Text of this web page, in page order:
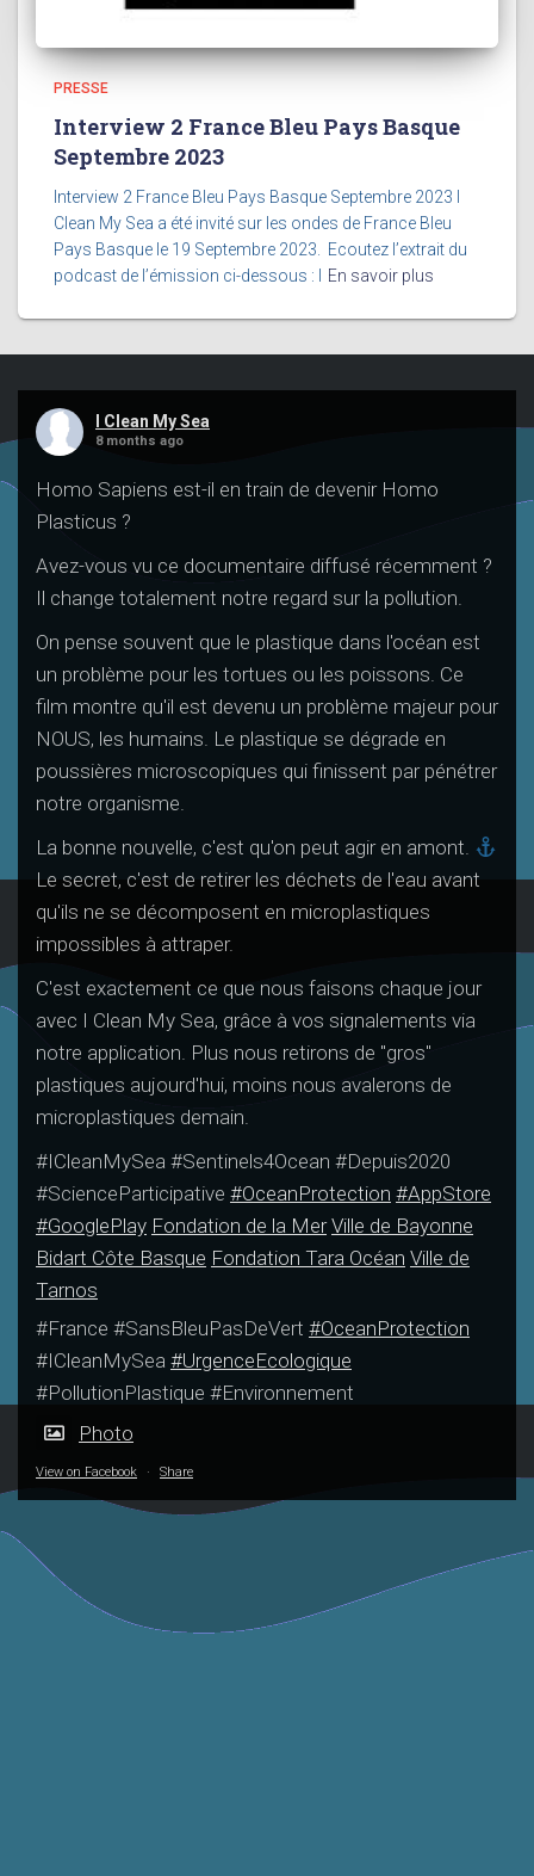
PRESSE
Interview 2 France Bleu Pays Basque
Septembre 2023​
Interview 2 France Bleu Pays Basque Septembre 2023 I
Clean My Sea a été invité sur les ondes de France Bleu
Pays Basque le 19 Septembre 2023. Ecoutez l’extrait du
podcast de l’émission ci-dessous : I
En savoir plus
I Clean My Sea
8 months ago
Homo Sapiens est-il en train de devenir Homo
Plasticus ?
Avez-vous vu ce documentaire diffusé récemment ?
Il change totalement notre regard sur la pollution.
On pense souvent que le plastique dans l'océan est
un problème pour les tortues ou les poissons. Ce
film montre qu'il est devenu un problème majeur pour
NOUS, les humains. Le plastique se dégrade en
poussières microscopiques qui finissent par pénétrer
notre organisme.
La bonne nouvelle, c'est qu'on peut agir en amont.
Le secret, c'est de retirer les déchets de l'eau avant
qu'ils ne se décomposent en microplastiques
impossibles à attraper.
C'est exactement ce que nous faisons chaque jour
avec I Clean My Sea, grâce à vos signalements via
notre application. Plus nous retirons de "gros"
plastiques aujourd'hui, moins nous avalerons de
microplastiques demain.
#ICleanMySea #Sentinels4Ocean #Depuis2020
#ScienceParticipative #OceanProtection #AppStore
#GooglePlay Fondation de la Mer Ville de Bayonne
Bidart Côte Basque Fondation Tara Océan Ville de
Tarnos
#France #SansBleuPasDeVert #OceanProtection
#ICleanMySea #UrgenceEcologique
#PollutionPlastique #Environnement
Photo
View on Facebook · Share